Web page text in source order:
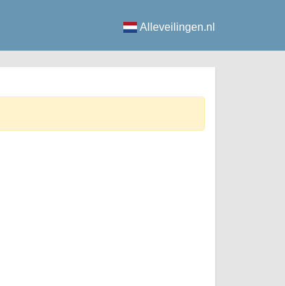
Alleveilingen.nl